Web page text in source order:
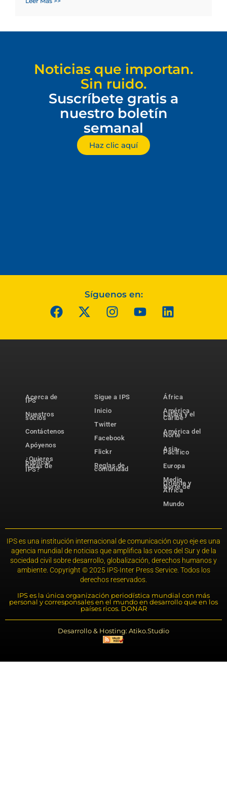
Noticias que importan.
Sin ruido.
Suscríbete gratis a
nuestro boletín
semanal
Haz clic aquí
Síguenos en:
Acerca de
IPS
Nuestros
socios
Contáctenos
Apóyenos
¿Quieres
publicar
notas de
IPS?
Sigue a IPS
Inicio
Twitter
Facebook
Flickr
Reglas de
comunidad
África
América
Latina y el
Caribe
América del
Norte
Asia-
Pacífico
Europa
Medio
Oriente y
Norte de
África
Mundo
IPS es una institución internacional de comunicación cuyo eje es una
agencia mundial de noticias que amplifica las voces del Sur y de la
sociedad civil sobre desarrollo, globalización, derechos humanos y
ambiente. Copyright © 2025 IPS-Inter Press Service. Todos los
derechos reservados.
IPS es la única organización periodística mundial con más
personal y corresponsales en el mundo en desarrollo que en los
países ricos. DONAR
Desarrollo & Hosting: Atiko.Studio